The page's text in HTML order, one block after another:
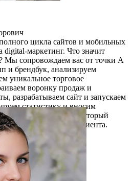
цикла сайтов и мобильных
маркетинг. Что значит
Мы сопровождаем вас от точки А
и брендбук, анализируем
уникальное торговое
воронку продаж и
разрабатываем сайт и запускаем
статистику и вносим
используем подход, который
вашего продукта до клиента.